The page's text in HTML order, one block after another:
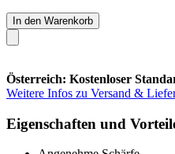
In den Warenkorb
Österreich: Kostenloser
Weitere Infos zu Versand &
Eigenschaften und